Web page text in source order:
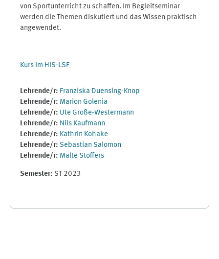
von Sportunterricht zu schaffen. Im Begleitseminar
werden die Themen diskutiert und das Wissen praktisch
angewendet.
Kurs im HIS-LSF
Lehrende/r: Franziska Duensing-Knop
Lehrende/r: Marion Golenia
Lehrende/r: Ute Große-Westermann
Lehrende/r: Nils Kaufmann
Lehrende/r: Kathrin Kohake
Lehrende/r: Sebastian Salomon
Lehrende/r: Malte Stoffers
Semester: ST 2023